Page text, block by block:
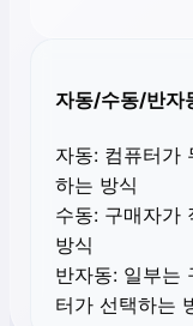
자동/수동/반자
자동: 컴퓨터가
하는 방식
수동: 구매자가
방식
반자동: 일부는
터가 선택하는